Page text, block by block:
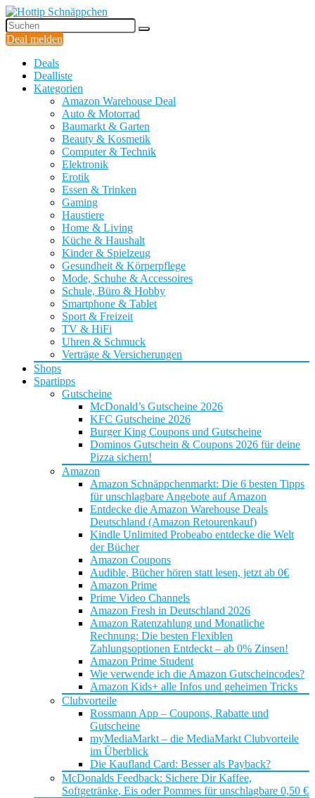
Deal melden
Deals
Dealliste
Kategorien
Amazon Warehouse Deal
Auto & Motorrad
Baumarkt & Garten
Beauty & Kosmetik
Computer & Technik
Elektronik
Erotik
Essen & Trinken
Gaming
Haustiere
Home & Living
Küche & Haushalt
Kinder & Spielzeug
Gesundheit & Körperpflege
Mode, Schuhe & Accessoires
Schule, Büro & Hobby
Smartphone & Tablet
Sport & Freizeit
TV & HiFi
Uhren & Schmuck
Verträge & Versicherungen
Shops
Spartipps
Gutscheine
McDonald’s Gutscheine 2026
KFC Gutscheine 2026
Burger King Coupons und Gutscheine
Dominos Gutschein & Coupons 2026 für deine
Pizza sichern!
Amazon
Amazon Schnäppchenmarkt: Die 6 besten Tipps
für unschlagbare Angebote auf Amazon
Entdecke die Amazon Warehouse Deals
Deutschland (Amazon Retourenkauf)
Kindle Unlimited Probeabo entdecke die Welt
der Bücher
Amazon Coupons
Audible, Bücher hören statt lesen, jetzt ab 0€
Amazon Prime
Prime Video Channels
Amazon Fresh in Deutschland 2026
Amazon Ratenzahlung und Monatliche
Rechnung: Die besten Flexiblen
Zahlungsoptionen Entdeckt – ab 0% Zinsen!
Amazon Prime Student
Wie verwende ich die Amazon Gutscheincodes?
Amazon Kids+ alle Infos und geheimen Tricks
Clubvorteile
Rossmann App – Coupons, Rabatte und
Gutscheine
myMediaMarkt – die MediaMarkt Clubvorteile
im Überblick
Die Kaufland Card: Besser als Payback?
McDonalds Feedback: Sichere Dir Kaffee,
Softgetränke, Eis oder Pommes für unschlagbare 0,50 €